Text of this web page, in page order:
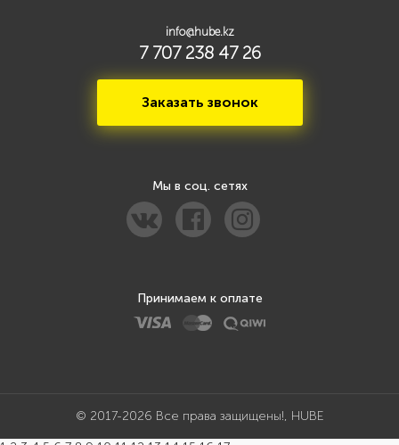
info@hube.kz
7 707 238 47 26
Заказать звонок
Мы в соц. сетях
Принимаем к оплате
© 2017-2026 Все права защищены!, HUBE